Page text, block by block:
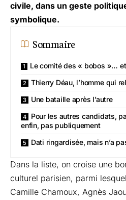
civile, dans un geste
symbolique.
Sommaire
Le comité des « bobos »…
Thierry Déau, l’homme qui
Une bataille après l’autre
Pour les autres candidats,
enfin, pas publiquement
Dati ringardisée, mais n’a
Dans la liste, on croise une
culturel parisien, parmi
Camille Chamoux, Agnès